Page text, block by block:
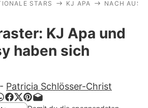
Stars
Filme & Serien
Lifestyle
Familie & Liebe
STARS KJ APA NACH
KJ Apa und
haben sich
- Patricia Schlösser-Christ